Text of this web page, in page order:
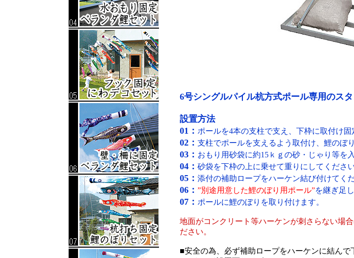
6号シングルパイル杭方式ポール専用のス
設置方法
01： ポールを4本の支柱で支え、下枠に取付け固
02： 支柱でポールを支えるよう取付け、鯉のぼ
03： おもり用砂袋に約15ｋｇの砂・じゃり等を入
04： 砂袋を下枠の上に乗せて重りにしてください
05： 添付の補助ロープをハーケン結び付けてくだ
06： ”別途用意した鯉のぼり用ポール”を継ぎ足し
07： ポールに鯉のぼりを取り付けます。
地面がコンクリート等ハーケンが刺さらない場
ださい。
■安全の為、必ず補助ロープをハーケンに結んで